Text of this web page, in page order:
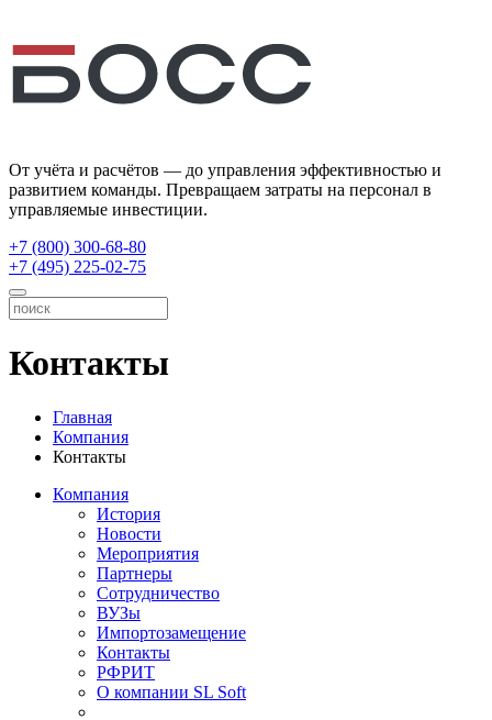
От учёта и расчётов — до управления эффективностью и
развитием команды. Превращаем затраты на персонал в
управляемые инвестиции.
+7 (800) 300-68-80
+7 (495) 225-02-75
Контакты
Главная
Компания
Контакты
Компания
История
Новости
Мероприятия
Партнеры
Сотрудничество
ВУЗы
Импортозамещение
Контакты
РФРИТ
О компании SL Soft